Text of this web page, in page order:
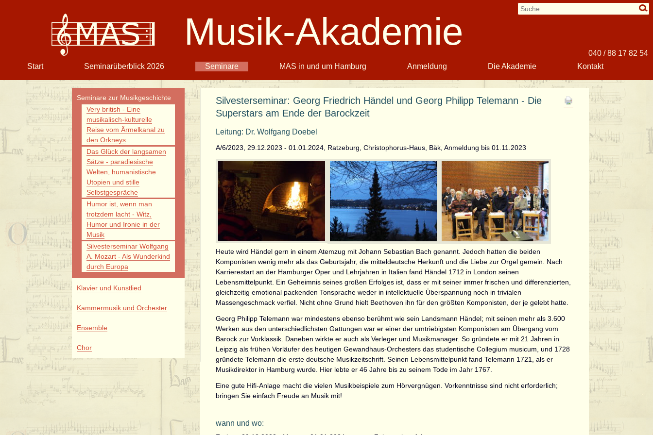
Musik-Akademie
040 / 88 17 82 54
Navigation
Start Seminarüberblick 2026 Seminare MAS in und um Hamburg Anmeldung Die Akademie Kontakt
Silvesterseminar: Georg Friedrich Händel und Georg Philipp Telemann - Die
Superstars am Ende der Barockzeit
Leitung: Dr. Wolfgang Doebel
A/6/2023, 29.12.2023 - 01.01.2024, Ratzeburg, Christophorus-Haus, Bäk, Anmeldung bis 01.11.2023
Heute wird Händel gern in einem Atemzug mit Johann Sebastian Bach genannt. Jedoch hatten die beiden
Komponisten wenig mehr als das Geburtsjahr, die mitteldeutsche Herkunft und die Liebe zur Orgel gemein. Nach
Karrierestart an der Hamburger Oper und Lehrjahren in Italien fand Händel 1712 in London seinen
Lebensmittelpunkt. Ein Geheimnis seines großen Erfolges ist, dass er mit seiner immer frischen und differenzierten,
gleichzeitig emotional packenden Tonsprache weder in intellektuelle Überspannung noch in trivialen
Massengeschmack verfiel. Nicht ohne Grund hielt Beethoven ihn für den größten Komponisten, der je gelebt hatte.
Georg Philipp Telemann war mindestens ebenso berühmt wie sein Landsmann Händel; mit seinen mehr als 3.600
Werken aus den unterschiedlichsten Gattungen war er einer der umtriebigsten Komponisten am Übergang vom
Barock zur Vorklassik. Daneben wirkte er auch als Verleger und Musikmanager. So gründete er mit 21 Jahren in
Leipzig als frühen Vorläufer des heutigen Gewandhaus-Orchesters das studentische Collegium musicum, und 1728
gründete Telemann die erste deutsche Musikzeitschrift. Seinen Lebensmittelpunkt fand Telemann 1721, als er
Musikdirektor in Hamburg wurde. Hier lebte er 46 Jahre bis zu seinem Tode im Jahr 1767.
Eine gute Hifi-Anlage macht die vielen Musikbeispiele zum Hörvergnügen. Vorkenntnisse sind nicht erforderlich;
bringen Sie einfach Freude an Musik mit!
wann und wo:
überspringen
Seminare zur Musikgeschichte
Very british - Eine
musikalisch-kulturelle
Reise vom Ärmelkanal zu
den Orkneys
Das Glück der langsamen
Sätze - paradiesische
Welten, humanistische
Utopien und stille
Selbstgespräche
Humor ist, wenn man
trotzdem lacht - Witz,
Humor und Ironie in der
Musik
Silvesterseminar Wolfgang
A. Mozart - Als Wunderkind
durch Europa
Klavier und Kunstlied
Kammermusik und Orchester
Ensemble
Chor